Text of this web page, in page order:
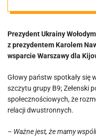
Prezydent Ukrainy
z prezydentem Karolem
wsparcie Warszawy dla
Głowy państw spotkały się
szczytu grupy B9; Zełenski
społecznościowych, że
relacji dwustronnych.
– Ważne jest, że mamy